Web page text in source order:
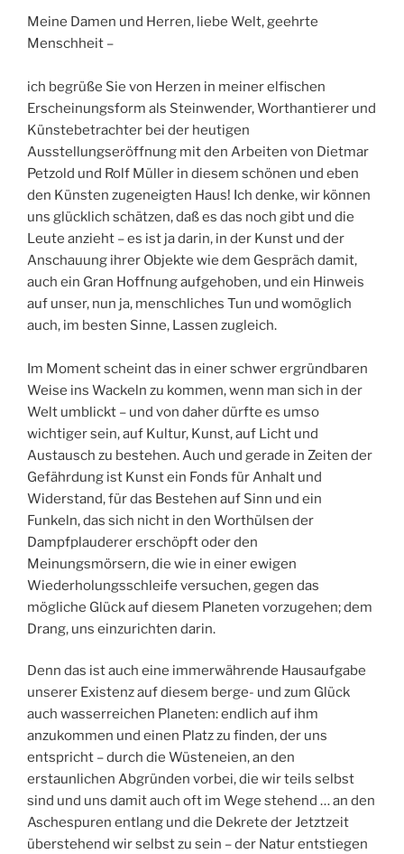
Meine Damen und Herren, liebe Welt, geehrte
Menschheit –
ich begrüße Sie von Herzen in meiner elfischen
Erscheinungsform als Steinwender, Worthantierer und
Künstebetrachter bei der heutigen
Ausstellungseröffnung mit den Arbeiten von Dietmar
Petzold und Rolf Müller in diesem schönen und eben
den Künsten zugeneigten Haus! Ich denke, wir können
uns glücklich schätzen, daß es das noch gibt und die
Leute anzieht – es ist ja darin, in der Kunst und der
Anschauung ihrer Objekte wie dem Gespräch damit,
auch ein Gran Hoffnung aufgehoben, und ein Hinweis
auf unser, nun ja, menschliches Tun und womöglich
auch, im besten Sinne, Lassen zugleich.
Im Moment scheint das in einer schwer ergründbaren
Weise ins Wackeln zu kommen, wenn man sich in der
Welt umblickt – und von daher dürfte es umso
wichtiger sein, auf Kultur, Kunst, auf Licht und
Austausch zu bestehen. Auch und gerade in Zeiten der
Gefährdung ist Kunst ein Fonds für Anhalt und
Widerstand, für das Bestehen auf Sinn und ein
Funkeln, das sich nicht in den Worthülsen der
Dampfplauderer erschöpft oder den
Meinungsmörsern, die wie in einer ewigen
Wiederholungsschleife versuchen, gegen das
mögliche Glück auf diesem Planeten vorzugehen; dem
Drang, uns einzurichten darin.
Denn das ist auch eine immerwährende Hausaufgabe
unserer Existenz auf diesem berge- und zum Glück
auch wasserreichen Planeten: endlich auf ihm
anzukommen und einen Platz zu finden, der uns
entspricht – durch die Wüsteneien, an den
erstaunlichen Abgründen vorbei, die wir teils selbst
sind und uns damit auch oft im Wege stehend … an den
Aschespuren entlang und die Dekrete der Jetztzeit
überstehend wir selbst zu sein – der Natur entstiegen